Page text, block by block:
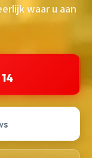
waar u aan